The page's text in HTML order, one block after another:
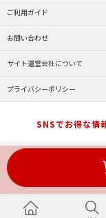
ご利用ガイド
お問い合わせ
サイト運営会社について
プライバシーポリシー
SNSでお得な情